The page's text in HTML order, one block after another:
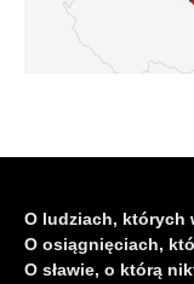
O ludziach, których
O osiągnięciach,
O sławie, o którą